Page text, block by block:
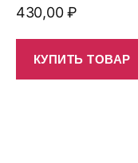
430,00₽
КУПИТЬ ТОВАР